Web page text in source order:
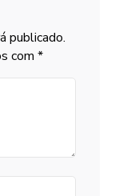
publicado.
com *